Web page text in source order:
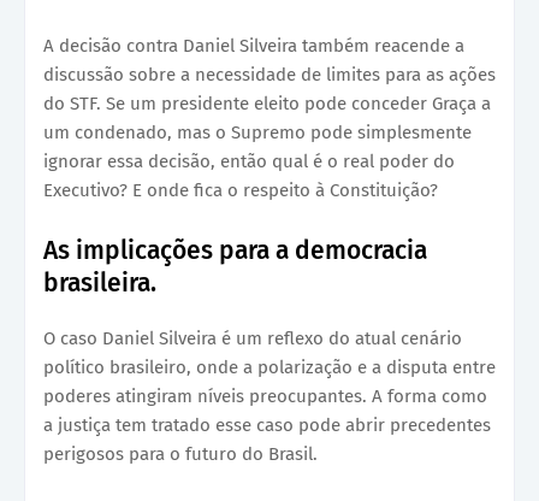
A decisão contra Daniel Silveira também reacende a
discussão sobre a necessidade de limites para as ações
do STF. Se um presidente eleito pode conceder Graça a
um condenado, mas o Supremo pode simplesmente
ignorar essa decisão, então qual é o real poder do
Executivo? E onde fica o respeito à Constituição?
As implicações para a democracia
brasileira.
O caso Daniel Silveira é um reflexo do atual cenário
político brasileiro, onde a polarização e a disputa entre
poderes atingiram níveis preocupantes. A forma como
a justiça tem tratado esse caso pode abrir precedentes
perigosos para o futuro do Brasil.